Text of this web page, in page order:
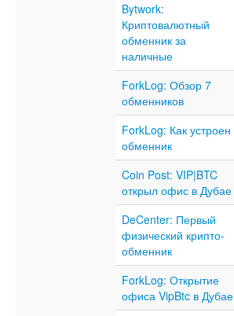
Bytwork:
Криптовалютный
обменник за
наличные
ForkLog: Обзор 7
обменников
ForkLog: Как устроен
обменник
Coin Post: VIP|BTC
открыл офис в Дубае
DeCenter: Первый
физический крипто-
обменник
ForkLog: Открытие
офиса VipBtc в Дубае